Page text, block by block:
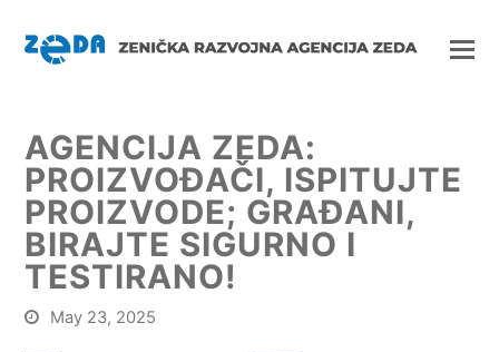
AGENCIJA ZEDA:
PROIZVOĐAČI, ISPITUJTE
PROIZVODE; GRAĐANI,
BIRAJTE SIGURNO I
TESTIRANO!
May 23, 2025